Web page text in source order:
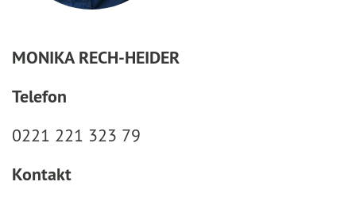
MONIKA RECH-HEIDER
Telefon
0221 221 323 79
Kontakt